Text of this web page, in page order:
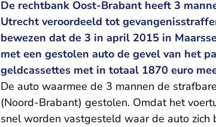
De rechtbank Oost-Brabant heeft 3
Utrecht veroordeeld tot
bewezen dat de 3 in april 2015 in
met een gestolen auto de gevel van het
geldcassettes met in totaal 1870 euro
De auto waarmee de 3 mannen de
(Noord-Brabant) gestolen. Omdat het
snel worden vastgesteld waar de auto